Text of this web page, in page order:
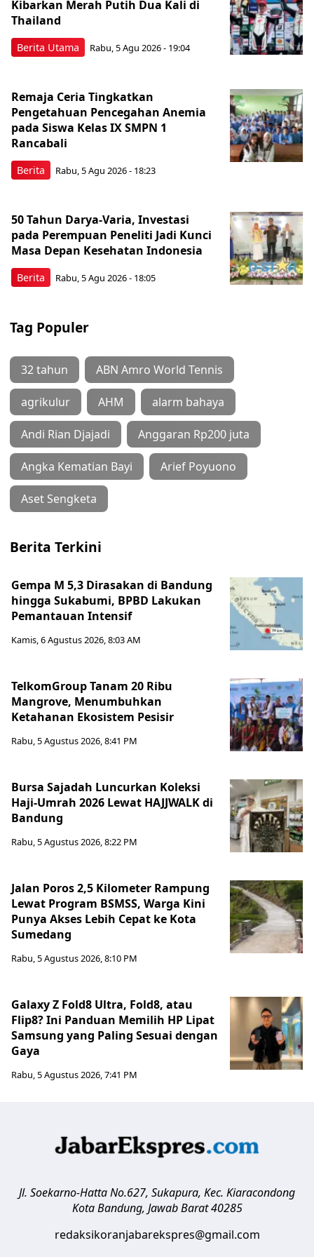
Berita Utama
Kibarkan Merah Putih Dua Kali di
Thailand
Rabu, 5 Agu 2026 - 19:04
Berita
Remaja Ceria Tingkatkan
Pengetahuan Pencegahan Anemia
pada Siswa Kelas IX SMPN 1
Rancabali
Rabu, 5 Agu 2026 - 18:23
Berita
50 Tahun Darya-Varia, Investasi
pada Perempuan Peneliti Jadi Kunci
Masa Depan Kesehatan Indonesia
Rabu, 5 Agu 2026 - 18:05
Tag Populer
32 tahun ABN Amro World Tennis
agrikulur AHM alarm bahaya
Andi Rian Djajadi Anggaran Rp200 juta
Angka Kematian Bayi Arief Poyuono
Aset Sengketa
Berita Terkini
Gempa M 5,3 Dirasakan di Bandung
hingga Sukabumi, BPBD Lakukan
Pemantauan Intensif
Kamis, 6 Agustus 2026, 8:03 AM
TelkomGroup Tanam 20 Ribu
Mangrove, Menumbuhkan
Ketahanan Ekosistem Pesisir
Rabu, 5 Agustus 2026, 8:41 PM
Bursa Sajadah Luncurkan Koleksi
Haji-Umrah 2026 Lewat HAJJWALK di
Bandung
Rabu, 5 Agustus 2026, 8:22 PM
Jalan Poros 2,5 Kilometer Rampung
Lewat Program BSMSS, Warga Kini
Punya Akses Lebih Cepat ke Kota
Sumedang
Rabu, 5 Agustus 2026, 8:10 PM
Galaxy Z Fold8 Ultra, Fold8, atau
Flip8? Ini Panduan Memilih HP Lipat
Samsung yang Paling Sesuai dengan
Gaya
Rabu, 5 Agustus 2026, 7:41 PM
Jl. Soekarno-Hatta No.627, Sukapura, Kec. Kiaracondong
Kota Bandung, Jawab Barat 40285
redaksikoranjabarekspres@gmail.com